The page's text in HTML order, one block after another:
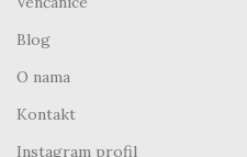
Blog
O nama
Kontakt
Instagram profil